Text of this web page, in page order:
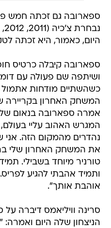
ספארובה גם זכתה חמש
היום, כאמור, היא זכתה
ספארובה קיבלה כרטיס
ושיתפה שם פעולה עם
כשהשתיים מודחות אתמול
המשחק האחרון בקריירה
אמרה ספארובה בנאום
המגרש האהוב עליי בעולם,
נהדרים מהמקום הזה.
את המשחק האחרון שלי
טורניר מיוחד בשבילי.
ותמיד אהבתי להגיע
אוהבת אותך".
סרינה וויליאמס דיברה
הניצחון שלה היום